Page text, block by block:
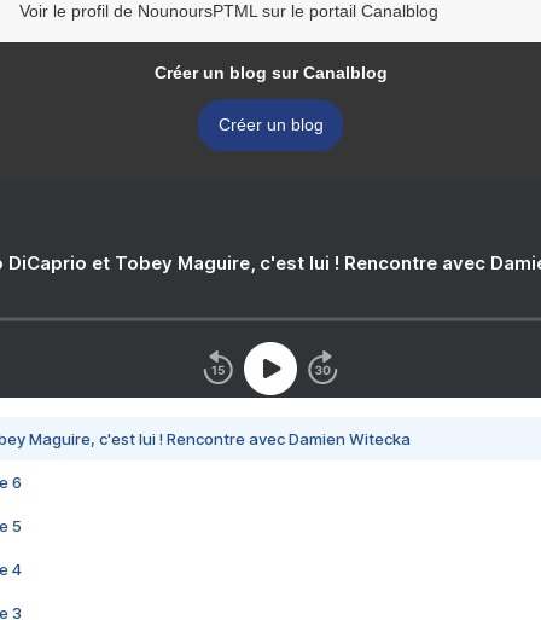
Voir le profil de NounoursPTML sur le portail Canalblog
Créer un blog sur Canalblog
Créer un blog
DiCaprio et Tobey Maguire, c'est lui ! Rencontre avec
Maguire, c'est lui ! Rencontre avec Damien Witecka
6
5
4
3